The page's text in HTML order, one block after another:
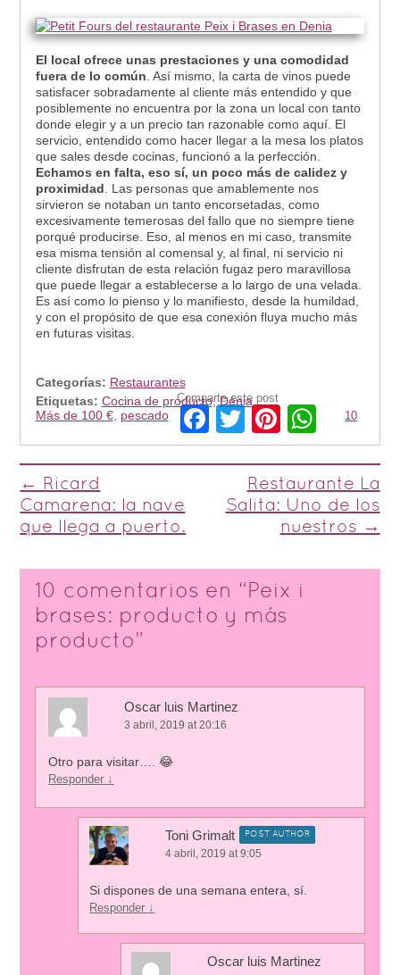
El local ofrece unas prestaciones y una comodidad
fuera de lo común . Así mismo, la carta de vinos puede
satisfacer sobradamente al cliente más entendido y que
posiblemente no encuentra por la zona un local con tanto
donde elegir y a un precio tan razonable como aquí. El
servicio, entendido como hacer llegar a la mesa los platos
que sales desde cocinas, funcionó a la perfección.
Echamos en falta, eso sí, un poco más de calidez y
proximidad . Las personas que amablemente nos
sirvieron se notaban un tanto encorsetadas, como
excesivamente temerosas del fallo que no siempre tiene
porqué producirse. Eso, al menos en mi caso, transmite
esa misma tensión al comensal y, al final, ni servicio ni
cliente disfrutan de esta relación fugaz pero maravillosa
que puede llegar a establecerse a lo largo de una velada.
Es así como lo pienso y lo manifiesto, desde la humildad,
y con el propósito de que esa conexión fluya mucho más
en futuras visitas.
Categorías: Restaurantes
Etiquetas: Cocina de producto,Dénia,
Más de 100 €, pescado
Comparte este post
Facebook
TwitterPinterest
10
Post navigation
←
Ricard
Camarena: la nave
que llega a puerto.
Restaurante La
Salita: Uno de los
nuestros
→
10 comentarios en “ Peix i
brases: producto y más
producto”
Oscar luis Martinez
3 abril, 2019 at 20:16
Otro para visitar…. 😂
Responder ↓
Toni Grimalt POST AUTHOR
4 abril, 2019 at 9:05
Si dispones de una semana entera, sí.
Responder ↓
Oscar luis Martinez